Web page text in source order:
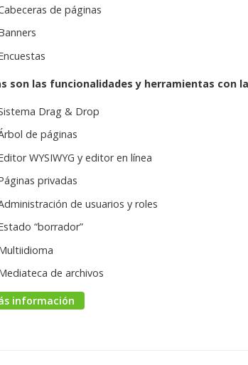
de páginas
son las funcionalidades y herramientas con
Drag & Drop
de páginas
WYSIWYG y editor en línea
privadas
de usuarios y roles
“borrador”
de archivos
información